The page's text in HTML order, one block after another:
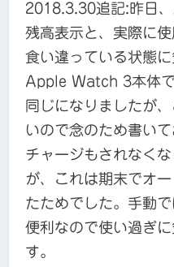
2018.3.30追記:昨日
残高表示と、実際に
食い違っている状態に
Apple Watch 3本体
同じになりましたが
いので念のため書い
チャージもされなく
が、これは期末でオ
たためでした。手動
便利なので使い過ぎ
す。